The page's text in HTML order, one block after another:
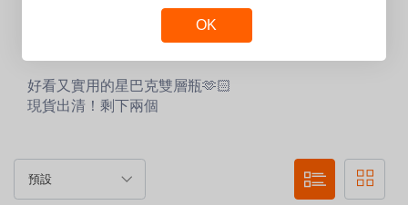
好看又實用的星巴克雙層瓶🫶🏻
現貨出清！剩下兩個
OK